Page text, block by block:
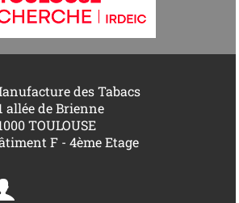
des Tabacs
allée de Brienne
TOULOUSE
F - 4ème Etage